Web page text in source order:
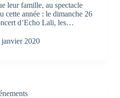
leur famille, au spectacle
cette année : le dimanche 26
d’Echo Lali, les…
janvier 2020